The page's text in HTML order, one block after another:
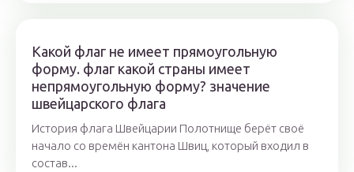
Какой флаг не имеет прямоугольную
форму. флаг какой страны имеет
непрямоугольную форму? значение
швейцарского флага
История флага Швейцарии Полотнище берёт своё
начало со времён кантона Швиц, который входил в
состав...